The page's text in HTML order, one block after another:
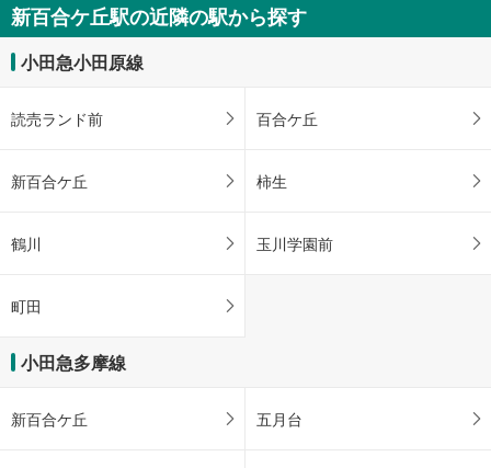
新百合ケ丘駅の近隣の駅から探す
小田急小田原線
読売ランド前 百合ケ丘
新百合ケ丘 柿生
鶴川 玉川学園前
町田
小田急多摩線
新百合ケ丘 五月台